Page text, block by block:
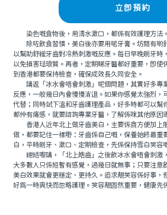
立即預約
染色嘅食物後，用清水漱口，都係有效護理方法。
除咗飲食習慣，美白後亦要用啱牙膏。坊間有啲
以幫助舒緩牙齒對冷熱刺激嘅反應。每日早晚刷牙時
以免損害琺琅質。再者，定期睇牙醫都好重要，即使
到香港都要保持檢查，確保成效長久同安全。
講返「冰水會唔會刺激」呢個問題，其實好多專
反應，一般幾日內會慢慢消退。如果你感覺太強烈，
代替；同時試下溫和牙齒護理產品，好多時都可以幫
都仲有痛感，就要諮詢專業牙醫，了解係咪其他原因
香港人近年北上做牙齒美白，主要係貪方便加上
做，都要記住一樣嘢：牙齒係自己嘅，保養始終最重
白，平時刷牙、漱口、定期檢查，先係保持雪白笑容
總結嚟講，「北上皓齒」之後飲冰水會唔會刺激
大多數人只係短暫有感覺，過幾日就無事；只要注意
美白效果就會更穩定、更持久。追求靚笑容係好事，
好為一時爽快而忽略護理。笑容靚固然重要，健康先